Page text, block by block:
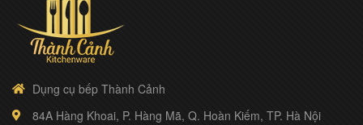
Dụng cụ bếp Thành Cảnh
84A Hàng Khoai, P. Hàng Mã, Q. Hoàn Kiếm, TP. Hà Nội